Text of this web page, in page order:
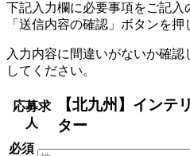
下記入力欄に必要事項をご記入
「送信内容の確認」ボタンを押
入力内容に間違いがないか確認
してください。
応募求
人
【北九州】インテ
ター
必須